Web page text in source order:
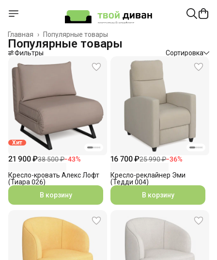
Популярные товары
Главная ›
Популярные товары
Фильтры Сортировка
Хит
21 900 ₽38 500 ₽−43%
Кресло-кровать Алекс Лофт
(Тиара 026)
В корзину
16 700 ₽25 990 ₽−36%
Кресло-реклайнер Эми
(Тедди 004)
В корзину